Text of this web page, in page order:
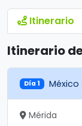
Itinerario
Itinerario
Día 1 México
Mérida